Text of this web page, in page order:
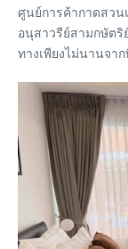
ศูนย์การค้ากาดสวน
อนุสาวรีย์สามกษัตริ
ทางเพียงไม่นานจา